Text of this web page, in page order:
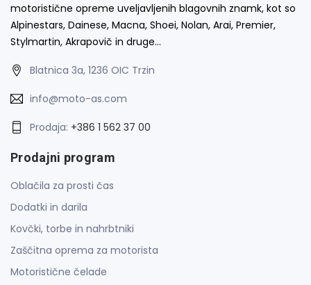
motoristične opreme uveljavljenih blagovnih znamk, kot so
Alpinestars, Dainese, Macna, Shoei, Nolan, Arai, Premier,
Stylmartin, Akrapovič in druge…
Blatnica 3a, 1236 OIC Trzin
info@moto-as.com
Prodaja: +386 1 562 37 00
Prodajni program
Oblačila za prosti čas
Dodatki in darila
Kovčki, torbe in nahrbtniki
Zaščitna oprema za motorista
Motoristične čelade